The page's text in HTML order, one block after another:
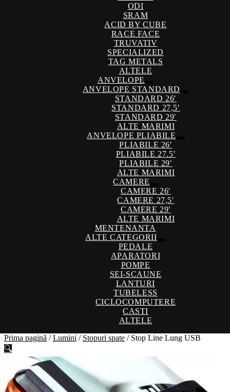
ODI
SRAM
ACID BY CUBE
RACE FACE
TRUVATIV
SPECIALIZED
TAG METALS
ALTELE
ANVELOPE
Extinde
meniul
copil
ANVELOPE STANDARD
STANDARD 26′
STANDARD 27,5′
STANDARD 29′
ALTE MARIMI
ANVELOPE PLIABILE
PLIABILE 26′
PLIABILE 27.5′
PLIABILE 29′
ALTE MARIMI
CAMERE
Extinde
meniul
copil
CAMERE 26′
CAMERE 27,5′
CAMERE 29′
ALTE MARIMI
MENTENANTA
ALTE CATEGORII
copil
PEDALE
APARATORI
POMPE
SEI-SCAUNE
LANTURI
TUBELESS
CICLOCOMPUTERE
CASTI
ALTELE
Prima pagină /Lumini / Stopuri spate / Stop Line Lung USB
🔍